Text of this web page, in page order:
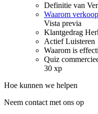
Definitie van
Waarom
Vista previa
Klantgedrag
Actief Luisteren
Waarom is
Quiz
30 xp
Hoe kunnen we helpen
Neem contact met ons op